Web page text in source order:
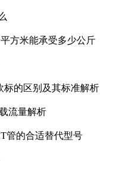
方米能承受多少公斤
标的区别及其标准解析
流量解析
管的合适替代型号